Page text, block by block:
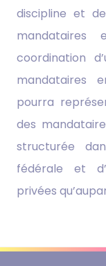
discipline et
coordination
mandataires
pourra
des
structurée
fédérale et
privées